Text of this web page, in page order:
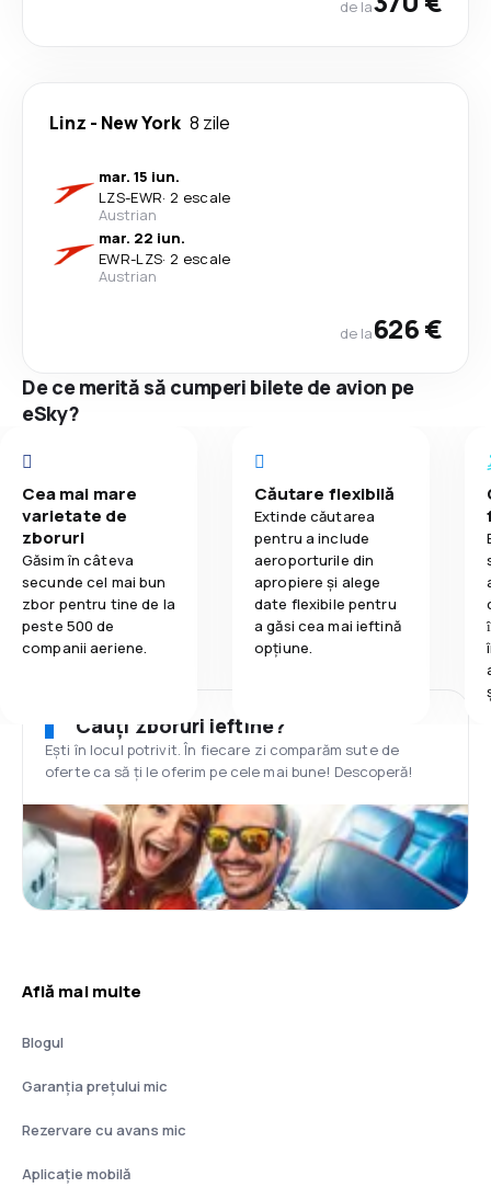
de la
Linz - New York 8 zile
mar. 15 iun.
LZS-EWR· 2 escale
Austrian
mar. 22 iun.
EWR-LZS· 2 escale
Austrian
de la626 €
De ce merită să cumperi bilete de avion pe
eSky?
Cea mai mare
varietate de
zboruri
Găsim în câteva
secunde cel mai bun
zbor pentru tine de la
peste 500 de
companii aeriene.
Căutare flexibilă
Extinde căutarea
pentru a include
aeroporturile din
apropiere și alege
date flexibile pentru
a găsi cea mai ieftină
opțiune.
Cauți zboruri ieftine?
Ești în locul potrivit. În fiecare zi comparăm sute de
oferte ca să ți le oferim pe cele mai bune! Descoperă!
Află mai multe
Blogul
Garanția prețului mic
Rezervare cu avans mic
Aplicație mobilă